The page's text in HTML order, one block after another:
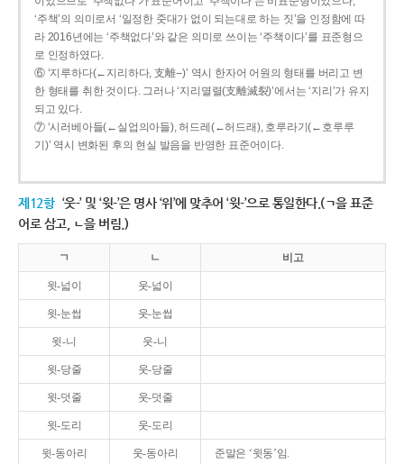
‘주책’의 의미로서 ‘일정한 줏대가 없이 되는대로 하는 짓’을 인정함에 따
라 2016년에는 ‘주책없다’와 같은 의미로 쓰이는 ‘주책이다’를 표준형으
로 인정하였다.
⑥ ‘지루하다(←지리하다, 支離--)’ 역시 한자어 어원의 형태를 버리고 변
한 형태를 취한 것이다. 그러나 ‘지리멸렬(支離滅裂)’에서는 ‘지리’가 유지
되고 있다.
⑦ ‘시러베아들(←실업의아들), 허드레(←허드래), 호루라기(←호루루
기)’ 역시 변화된 후의 현실 발음을 반영한 표준어이다.
제12항 ‘웃-’ 및 ‘윗-’은 명사 ‘위’에 맞추어 ‘윗-’으로 통일한다.(ㄱ을 표준
어로 삼고, ㄴ을 버림.)
ㄱ ㄴ 비고
윗-넓이 웃-넓이
윗-눈썹 웃-눈썹
윗-니 웃-니
윗-당줄 웃-당줄
윗-덧줄 웃-덧줄
윗-도리 웃-도리
윗-동아리 웃-동아리 준말은 ‘윗동’임.